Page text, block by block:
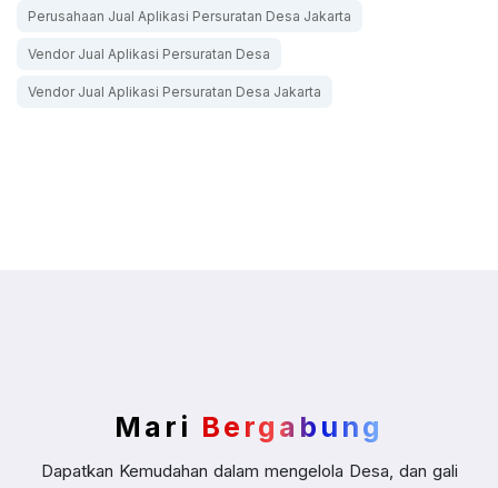
Perusahaan Jual Aplikasi Persuratan Desa Jakarta
Vendor Jual Aplikasi Persuratan Desa
Vendor Jual Aplikasi Persuratan Desa Jakarta
Mari Bergabung
Dapatkan Kemudahan dalam mengelola Desa, dan gali